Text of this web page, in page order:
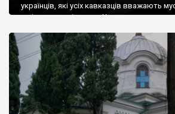
українців, які усіх кавказців вважають
є відданими вірянами Христа